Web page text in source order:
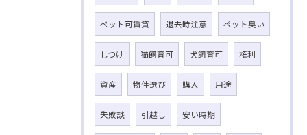
ペット可賃貸 退去時注意 ペット臭い
しつけ 猫飼育可 犬飼育可 権利
資産 物件選び 購入 用途
失敗談 引越し 安い時期